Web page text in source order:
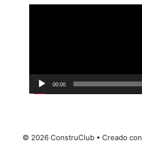
00:00
© 2026 ConstruClub• Creado con